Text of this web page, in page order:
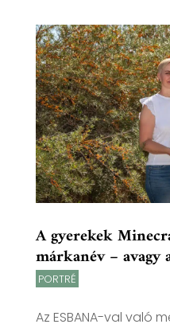
A gyerekek
márkanév – avagy
PORTRÉ
Az ESBANA-val való